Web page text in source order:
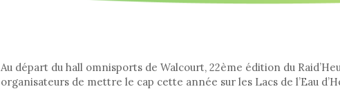
Au départ du hall omnisports de Walcourt, 22ème édition du
organisateurs de mettre le cap cette année sur les Lacs de l’Eau